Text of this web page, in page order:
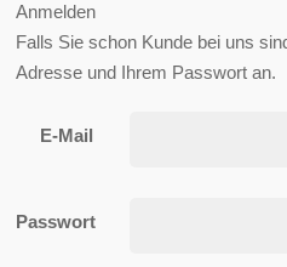
Anmelden
Falls Sie schon Kunde bei uns
Adresse und Ihrem Passwort an.
E-Mail
Passwort